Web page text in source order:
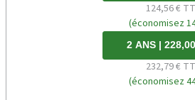
124,56 €
(économisez
2 ANS |
232,79 €
(économisez